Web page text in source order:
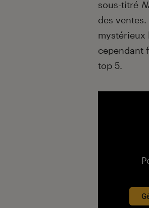
sous-titré
des
mystérieux
cependant
top 5.